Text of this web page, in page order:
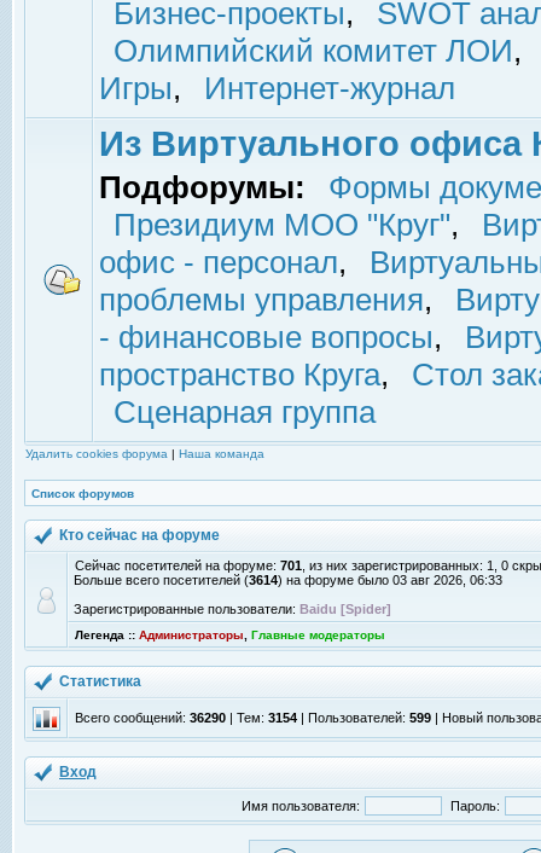
Бизнес-проекты,
SWOT
Олимпийский комитет ЛОИ,
Игры, Интернет-журнал
Из Виртуального офиса
Подфорумы:
Формы
Президиум МОО "Круг",
офис - персонал,
проблемы управления,
- финансовые вопросы,
пространство Круга,
Стол
Сценарная группа
Удалить cookies форума | Наша команда
Список форумов
Кто сейчас на форуме
Сейчас посетителей на форуме: 701 , из них зарегистрированных: 1, 0
Больше всего посетителей (3614) на форуме было 03 авг 2026, 06:33
Зарегистрированные пользователи: Baidu [Spider]
Легенда :: Администраторы Главные модераторы
Статистика
Всего сообщений: 36290 | Тем: 3154 | Пользователей: 599 | Новый
Вход
Имя пользователя: Пароль: